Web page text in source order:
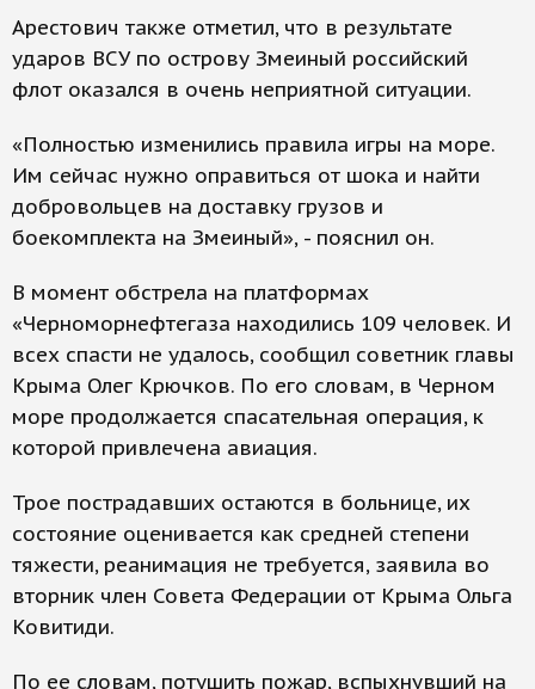
Арестович также отметил, что в результате
ударов ВСУ по острову Змеиный российский
флот оказался в очень неприятной ситуации.
«Полностью изменились правила игры на море.
Им сейчас нужно оправиться от шока и найти
добровольцев на доставку грузов и
боекомплекта на Змеиный», - пояснил он.
В момент обстрела на платформах
«Черноморнефтегаза находились 109 человек. И
всех спасти не удалось, сообщил советник главы
Крыма Олег Крючков. По его словам, в Черном
море продолжается спасательная операция, к
которой привлечена авиация.
Трое пострадавших остаются в больнице, их
состояние оценивается как средней степени
тяжести, реанимация не требуется, заявила во
вторник член Совета Федерации от Крыма Ольга
Ковитиди.
По ее словам, потушить пожар, вспыхнувший на